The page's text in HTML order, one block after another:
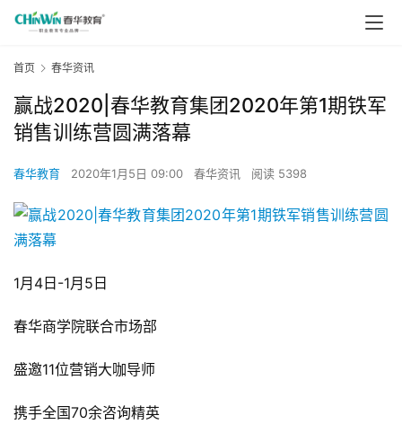
首页 春华资讯
赢战2020|春华教育集团2020年第1期铁军
销售训练营圆满落幕
春华教育 2020年1月5日 09:00 春华资讯 阅读 5398
1月4日-1月5日
春华商学院联合市场部
盛邀11位营销大咖导师
携手全国70余咨询精英